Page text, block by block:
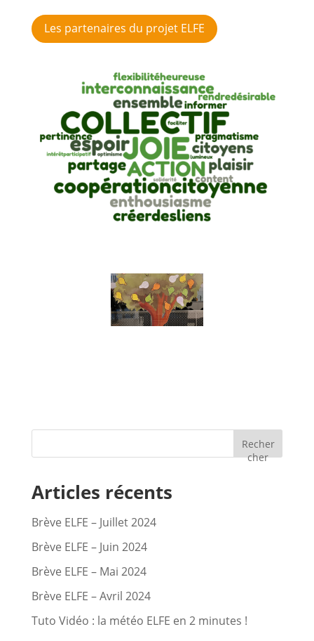
Les partenaires du projet ELFE
Recher
cher
Articles récents
Brève ELFE – Juillet 2024
Brève ELFE – Juin 2024
Brève ELFE – Mai 2024
Brève ELFE – Avril 2024
Tuto Vidéo : la météo ELFE en 2 minutes !